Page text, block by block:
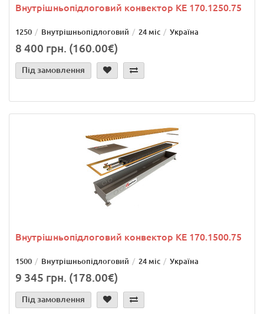
Внутрішньопідлоговий конвектор KE 170.1250.75
1250 Внутрішньопідлоговий 24 міс Україна
8 400 грн. (160.00€)
Під замовлення
Внутрішньопідлоговий конвектор KE 170.1500.75
1500 Внутрішньопідлоговий 24 міс Україна
9 345 грн. (178.00€)
Під замовлення